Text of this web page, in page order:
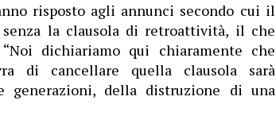
risposto agli annunci secondo cui il
senza la clausola di retroattività, il che
dichiariamo qui chiaramente che
di cancellare quella clausola sarà
generazioni, della distruzione di una